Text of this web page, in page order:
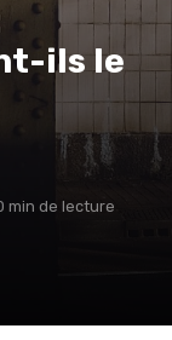
ils le
min de lecture